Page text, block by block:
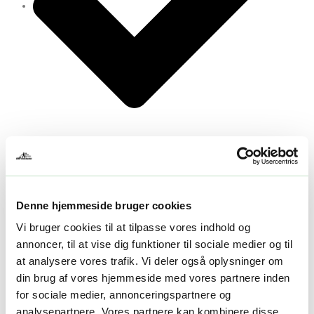
Denne hjemmeside bruger cookies
Vi bruger cookies til at tilpasse vores indhold og
annoncer, til at vise dig funktioner til sociale medier og til
at analysere vores trafik. Vi deler også oplysninger om
din brug af vores hjemmeside med vores partnere inden
for sociale medier, annonceringspartnere og
analysepartnere. Vores partnere kan kombinere disse